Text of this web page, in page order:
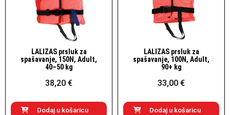
Brzi pogled
LALIZAS prsluk za
spašavanje, 150N, Adult,
40–50 kg
38,20 €
Dodaj u košaricu
Brzi pogled
LALIZAS prsluk za
spašavanje, 100N, Adult,
90+ kg
33,00 €
Dodaj u košaricu